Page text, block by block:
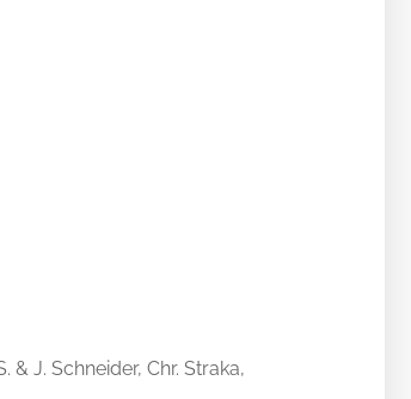
& J. Schneider, Chr. Straka,